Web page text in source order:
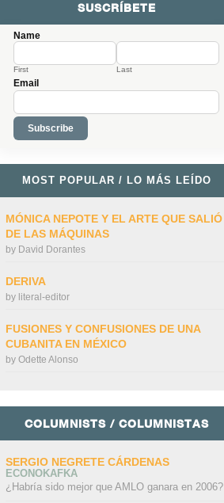
SUSCRÍBETE
Name
First Last
Email
MOST POPULAR / LO MÁS LEÍDO
MÓNICA NEPOTE Y EL ARTE QUE SALIÓ
DE LAS MÁQUINAS
by David Dorantes
DERIVA
by literal-editor
FUSIONES Y CONFUSIONES DE UNA
CUBANITA EN MÉXICO
by Odette Alonso
COLUMNISTS / COLUMNISTAS
SERGIO NEGRETE CÁRDENAS
ECONOKAFKA
¿Habría sido mejor que AMLO ganara en 2006?